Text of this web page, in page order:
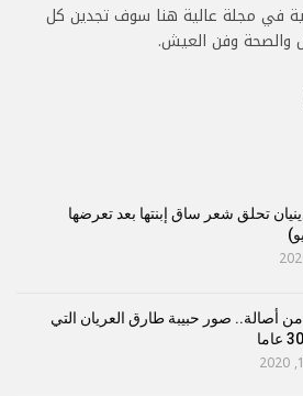
في مجلة عالية هنا سوف تجدين كل
والصحة وفن العيش.
تحلق شعر ساق إبنتها بعد تعرضها
أصالة.. صور حبيبة طارق العريان التي